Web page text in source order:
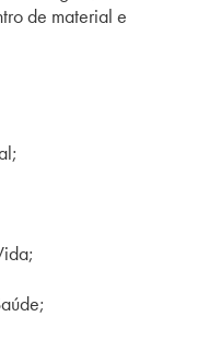
de material e